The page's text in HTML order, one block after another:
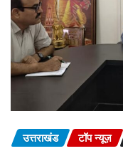
उत्तराखंड टॉप न्यूज़